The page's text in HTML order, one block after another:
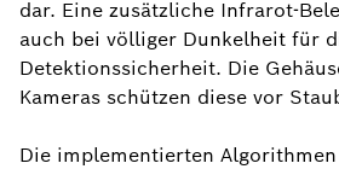
dar. Eine zusätzliche Infrarot-
auch bei völliger Dunkelheit für
Detektionssicherheit. Die
Kameras schützen diese vor
Die implementierten